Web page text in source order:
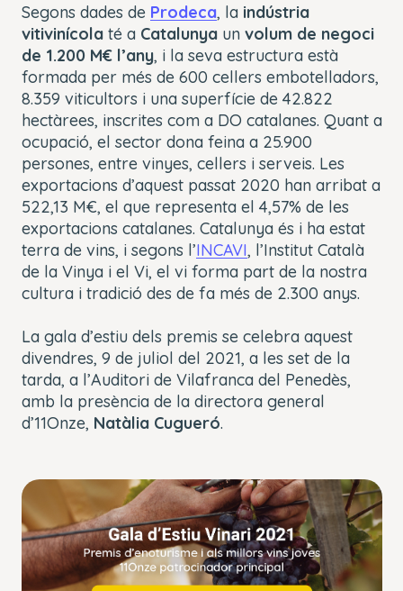
Segons dades de Prodeca, la indústria
vitivinícola té a Catalunya un volum de negoci
de 1.200 M€ l’any, i la seva estructura està
formada per més de 600 cellers embotelladors,
8.359 viticultors i una superfície de 42.822
hectàrees, inscrites com a DO catalanes. Quant a
ocupació, el sector dona feina a 25.900
persones, entre vinyes, cellers i serveis. Les
exportacions d’aquest passat 2020 han arribat a
522,13 M€, el que representa el 4,57% de les
exportacions catalanes. Catalunya és i ha estat
terra de vins, i segons l’INCAVI, l’Institut Català
de la Vinya i el Vi, el vi forma part de la nostra
cultura i tradició des de fa més de 2.300 anys.
La gala d’estiu dels premis se celebra aquest
divendres, 9 de juliol del 2021, a les set de la
tarda, a l’Auditori de Vilafranca del Penedès,
amb la presència de la directora general
d’11Onze, Natàlia Cugueró.